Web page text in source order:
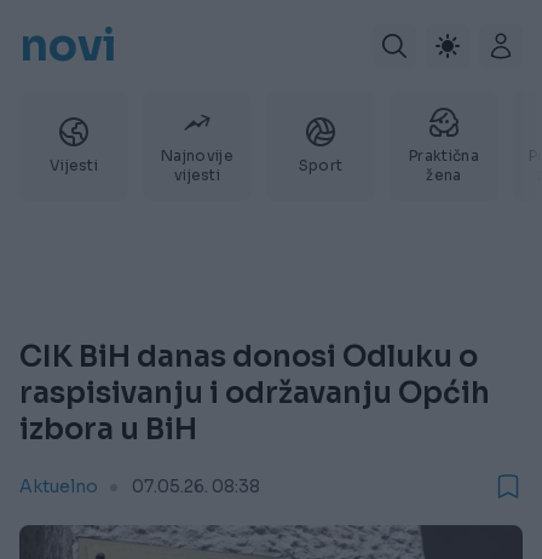
novi
Vijesti
Najnovije
vijesti
Sport
Praktična
žena
CIK BiH danas donosi Odluku o
raspisivanju i održavanju Općih
izbora u BiH
Aktuelno 07.05.26. 08:38